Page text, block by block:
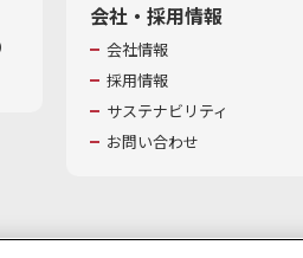
会社・採用情報
会社情報
採用情報
サステナビリティ
お問い合わせ